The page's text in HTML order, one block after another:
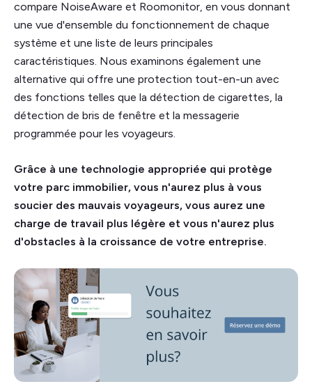
compare NoiseAware et Roomonitor, en vous donnant
une vue d'ensemble du fonctionnement de chaque
système et une liste de leurs principales
caractéristiques. Nous examinons également une
alternative qui offre une protection tout-en-un avec
des fonctions telles que la détection de cigarettes, la
détection de bris de fenêtre et la messagerie
programmée pour les voyageurs.
Grâce à une technologie appropriée qui protège
votre parc immobilier, vous n'aurez plus à vous
soucier des mauvais voyageurs, vous aurez une
charge de travail plus légère et vous n'aurez plus
d'obstacles à la croissance de votre entreprise.